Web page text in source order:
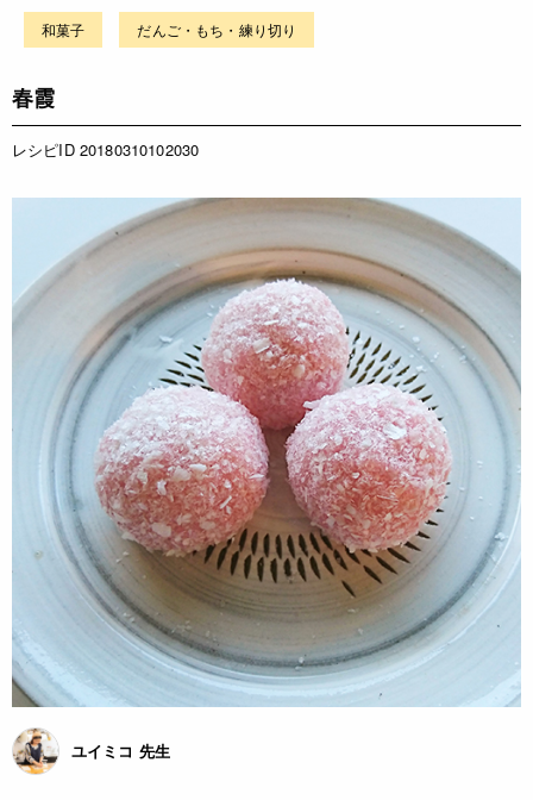
和菓子 だんご・もち・練り切り
春霞
レシピID 20180310102030
ユイミコ 先生